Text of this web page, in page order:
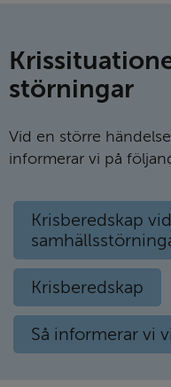
stör­ningar
Vid en större
informerar vi på
Krisberedskap
Krisberedskap
Så informerar vi